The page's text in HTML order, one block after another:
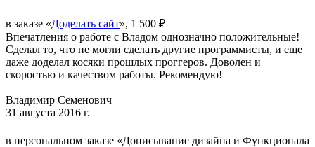
в заказе «Доделать сайт», 1 500 ₽
Впечатления о работе с Владом однозначно положительные!
Сделал то, что не могли сделать другие программисты, и еще
даже доделал косяки прошлых проггеров. Доволен и
скоростью и качеством работы. Рекомендую!
Владимир Семенович
31 августа 2016 г.
в персональном заказе «Дописывание дизайна и Функционала